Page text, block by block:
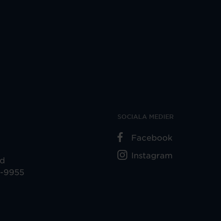
9955
SOCIALA MEDIER
Facebook
Instagram